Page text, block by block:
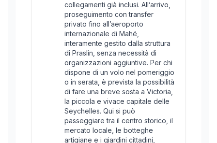
collegamenti già inclusi. All’arrivo,
proseguimento con transfer
privato fino all’aeroporto
internazionale di Mahé,
interamente gestito dalla struttura
di Praslin, senza necessità di
organizzazioni aggiuntive. Per chi
dispone di un volo nel pomeriggio
o in serata, è prevista la possibilità
di fare una breve sosta a Victoria,
la piccola e vivace capitale delle
Seychelles. Qui si può
passeggiare tra il centro storico, il
mercato locale, le botteghe
artigiane e i giardini cittadini,